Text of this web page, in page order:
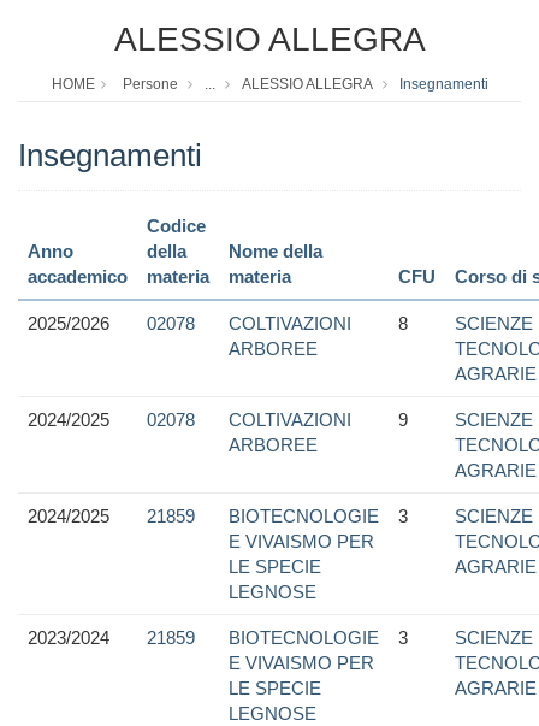
ALESSIO ALLEGRA
HOME Persone ... ALESSIO ALLEGRA Insegnamenti
Insegnamenti
Anno
accademico
Codice
della
materia
Nome della
materia
CFU Corso di
2025/2026 02078
COLTIVAZIONI
ARBOREE
8
SCIENZE
AGRARIE
2024/2025 02078
COLTIVAZIONI
ARBOREE
9
SCIENZE
AGRARIE
2024/2025 21859
BIOTECNOLOGIE
E VIVAISMO PER
LE SPECIE
LEGNOSE
3
SCIENZE
AGRARIE
2023/2024 21859
BIOTECNOLOGIE
E VIVAISMO PER
LE SPECIE
LEGNOSE
3
SCIENZE
AGRARIE